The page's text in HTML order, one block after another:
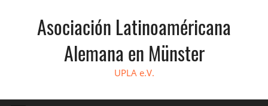
Asociación Latinoaméricana
Alemana en Münster
UPLA e.V.